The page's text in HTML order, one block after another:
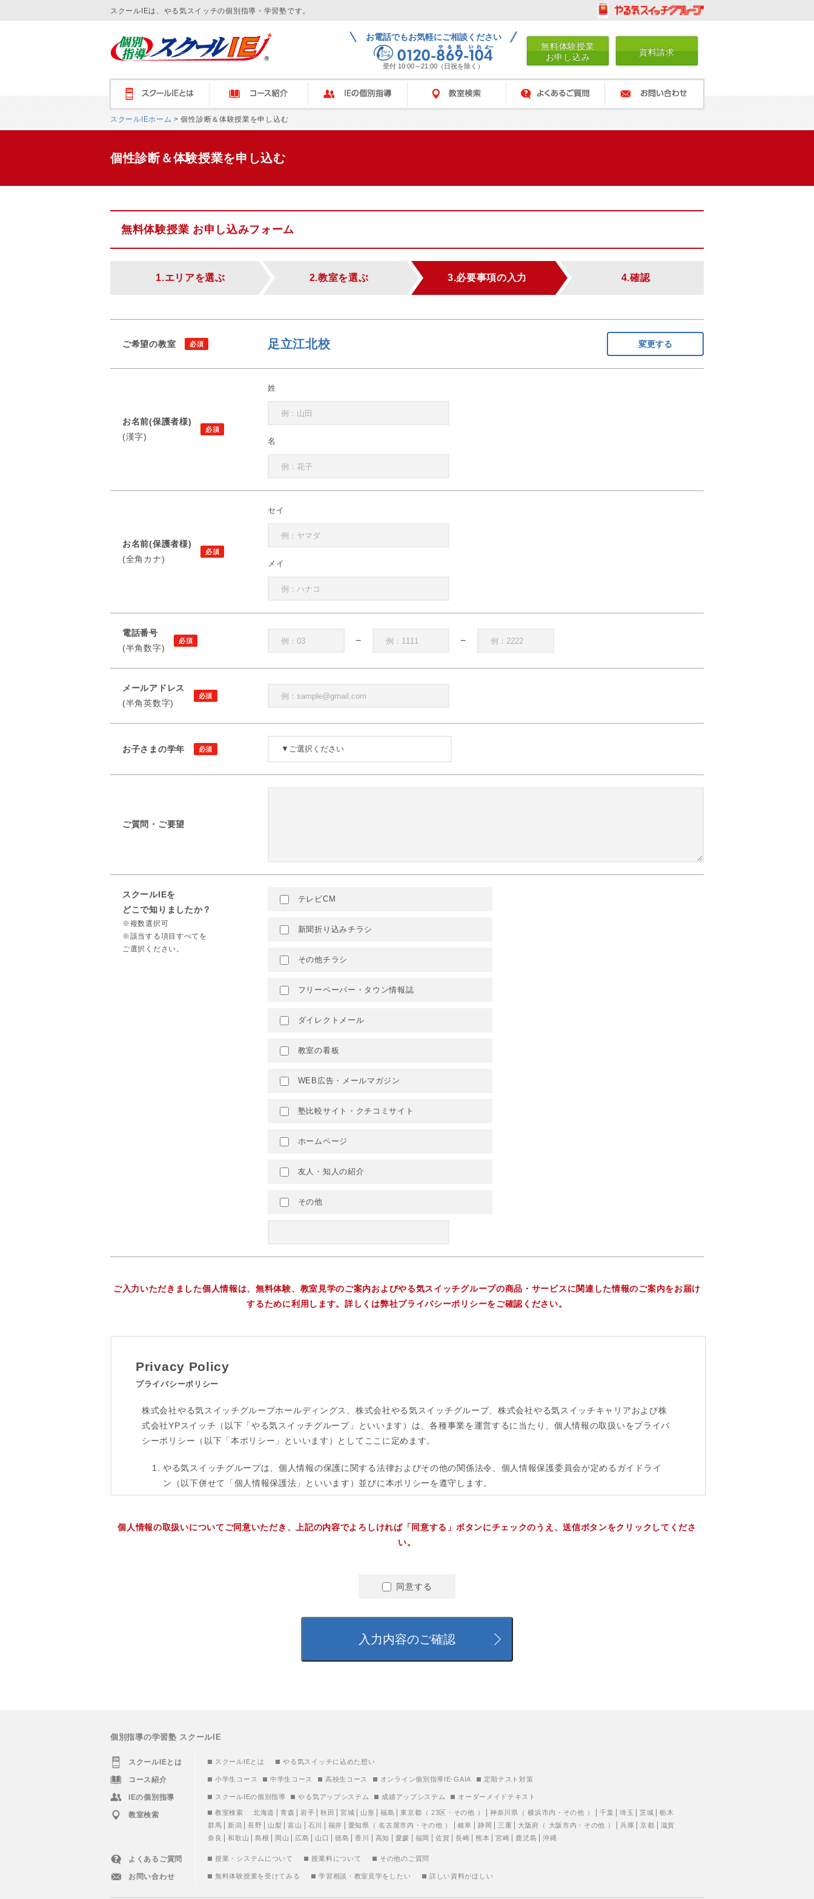
スクールIEは、やる気スイッチの個別指導・学習塾です。
お電話でもお気軽にご相談ください
受付 10:00～21:00（日祝を除く）
無料体験授業
お申し込み
資料請求
スクールＩＥとは コース紹介 IEの個別指導 教室検索 よくあるご質問 お問い合わせ
スクールIEホーム> 個性診断＆体験授業を申し込む
個性診断＆体験授業を申し込む
無料体験授業 お申し込みフォーム
1.エリアを選ぶ 2.教室を選ぶ 3.必要事項の入力 4.確認
ご希望の教室 足立江北校 変更する
お名前(保護者様)
(漢字)
姓
名
お名前(保護者様)
(全角カナ)
セイ
メイ
電話番号
(半角数字)
− −
メールアドレス
(半角英数字)
お子さまの学年
ご質問・ご要望
スクールIEを
どこで知りましたか？
※複数選択可
※該当する項目すべてを
ご選択ください。
テレビCM
新聞折り込みチラシ
その他チラシ
フリーペーパー・タウン情報誌
ダイレクトメール
教室の看板
WEB広告・メールマガジン
塾比較サイト・クチコミサイト
ホームページ
友人・知人の紹介
その他
ご入力いただきました個人情報は、無料体験、教室見学のご案内およびやる気スイッチグループの商品・サービスに関連した情報のご案内をお届け
するために利用します。詳しくは弊社プライバシーポリシーをご確認ください。
個人情報の取扱いについてご同意いただき、上記の内容でよろしければ「同意する」ボタンにチェックのうえ、送信ボタンをクリックしてくださ
い。
同意する
個別指導の学習塾 スクールIE
スクールIEとは スクールIEとは やる気スイッチに込めた想い
コース紹介 小学生コース 中学生コース 高校生コース オンライン個別指導IE-GAIA 定期テスト対策
IEの個別指導 スクールIEの個別指導 やる気アップシステム 成績アップシステム オーダーメイドテキスト
教室検索 教室検索 北海道 青森 岩手 秋田 宮城 山形 福島 東京都 （ 23区 ・ その他 ） 神奈川県 （横浜市内 ・ その他 ） 千葉 埼玉 茨城
栃木
群馬
新潟 長野 山梨 富山 石川 福井 愛知県 （名古屋市内 ・ その他 ） 岐阜 静岡 三重 大阪府 （ 大阪市内 ・ その他 ） 兵庫 京都
滋賀
奈良
和歌山 島根 岡山 広島 山口 徳島 香川 高知 愛媛 福岡 佐賀 長崎 熊本 宮崎 鹿児島 沖縄
よくあるご質問 授業・システムについて 授業料について その他のご質問
お問い合わせ 無料体験授業を受けてみる 学習相談・教室見学をしたい 詳しい資料がほしい